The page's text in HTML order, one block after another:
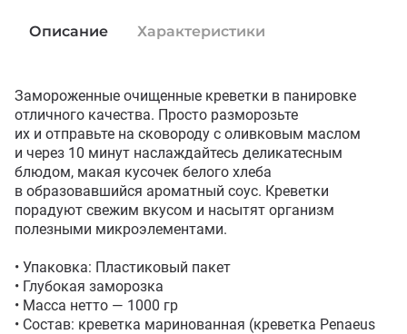
Описание Характеристики
Замороженные очищенные креветки в панировке
отличного качества. Просто разморозьте
их и отправьте на сковороду с оливковым маслом
и через 10 минут наслаждайтесь деликатесным
блюдом, макая кусочек белого хлеба
в образовавшийся ароматный соус. Креветки
порадуют свежим вкусом и насытят организм
полезными микроэлементами.
• Упаковка: Пластиковый пакет
• Глубокая заморозка
• Масса нетто — 1000 гр
• Состав: креветка маринованная (креветка Penaeus